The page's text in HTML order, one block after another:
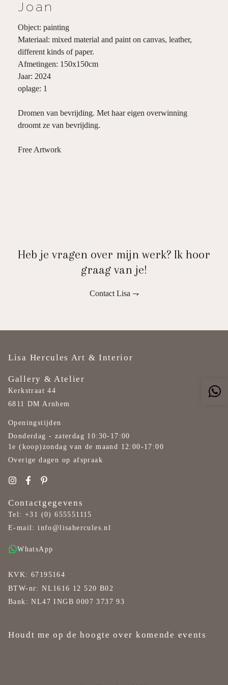
Joan
Object: painting
Materiaal: mixed material and paint on canvas, leather,
different kinds of paper.
Afmetingen: 150x150cm
Jaar: 2024
oplage: 1
Dromen van bevrijding. Met haar eigen overwinning
droomt ze van bevrijding.
Free Artwork
Heb je vragen over mijn werk? Ik hoor
graag van je!
Contact Lisa ⇁
Lisa Hercules Art & Interior
Gallery & Atelier
Kerkstraat 44
6811 DM Arnhem
Openingstijden
Donderdag - zaterdag 10:30-17:00
1e (koop)zondag van de maand 12:00-17:00
Overige dagen op afspraak
Contactgegevens
Tel: +31 (0) 655551115
E-mail:info@lisahercules.nl
WhatsApp
KVK: 67195164
BTW-nr: NL1616 12 520 B02
Bank: NL47 INGB 0007 3737 93
Houdt me op de hoogte over komende events